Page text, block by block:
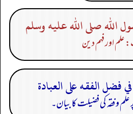
الله صلى الله عليه وسلم
اور فہم دین
و فقہ کی فضیلت کا بیان۔